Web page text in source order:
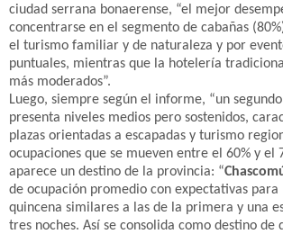
ciudad serrana bonaerense, “el mejor
concentrarse en el segmento de cabañas
el turismo familiar y de naturaleza y por
puntuales, mientras que la hotelería
más moderados”.
Luego, siempre según el informe, “un
presenta niveles medios pero sostenidos,
plazas orientadas a escapadas y turismo
ocupaciones que se mueven entre el 60% y el
aparece un destino de la provincia: “
de ocupación promedio con expectativas para
quincena similares a las de la primera y una
tres noches. Así se consolida como destino de